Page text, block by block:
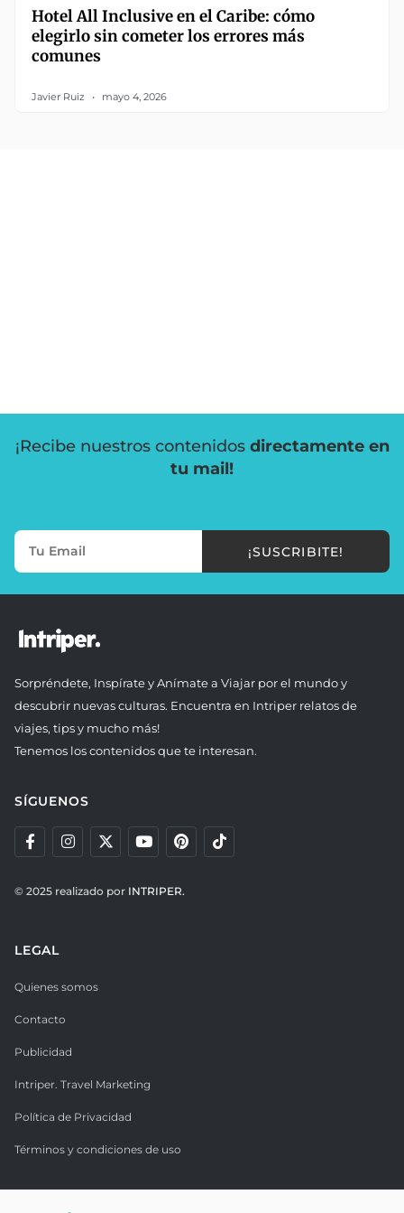
Hotel All Inclusive en el Caribe: cómo
elegirlo sin cometer los errores más
comunes
Javier Ruiz mayo 4, 2026
¡Recibe nuestros contenidos directamente en
tu mail!
¡SUSCRIBITE!
Sorpréndete, Inspírate y Anímate a Viajar por el mundo y
descubrir nuevas culturas. Encuentra en Intriper relatos de
viajes, tips y mucho más!
Tenemos los contenidos que te interesan.
SÍGUENOS
© 2025 realizado por INTRIPER.
LEGAL
Quienes somos
Contacto
Publicidad
Intriper. Travel Marketing
Política de Privacidad
Términos y condiciones de uso